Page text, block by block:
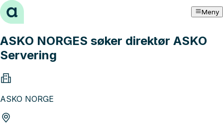
Hopp til innhold Meny
ASKO NORGES søker direktør ASKO
Servering
ASKO NORGE